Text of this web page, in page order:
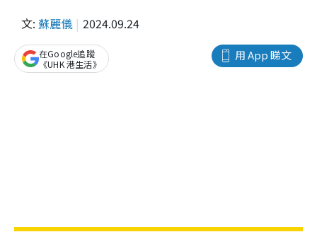
文: 蘇麗儀 2024.09.24
用 App 睇文
在Google追蹤
《UHK 港生活》